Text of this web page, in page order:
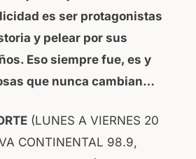
es ser protagonistas
y pelear por sus
Eso siempre fue, es y
que nunca cambian…
(LUNES A VIERNES 20
CONTINENTAL 98.9,